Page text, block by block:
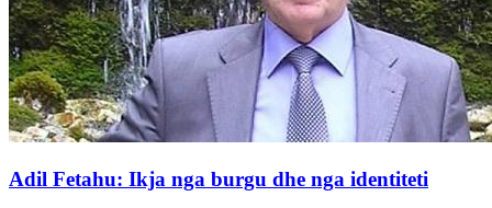
Adil Fetahu: Ikja nga burgu dhe nga identiteti